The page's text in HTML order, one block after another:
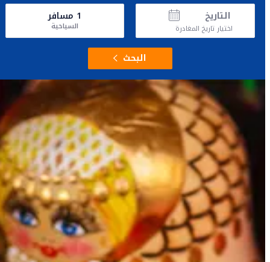
التاريخ
اختيار تاريخ المغادرة
1 مسافر
السياحية
البحث